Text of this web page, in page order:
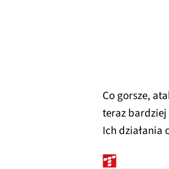
Co gorsze,
teraz
Ich działania